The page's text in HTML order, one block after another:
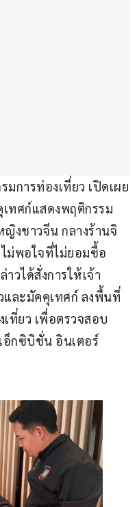
การท่องเที่ยว เปิดเผย
เทศก์แสดงพฤติกรรม
งชาวจีน กลางร้านจิ
ไม่พอใจที่ไม่ยอมซื้อ
วได้สั่งการให้เจ้า
ละมัคคุเทศก์ ลงพื้นที่
ที่ยว เพื่อตรวจสอบ
อ็กซิบิชั่น อินเตอร์